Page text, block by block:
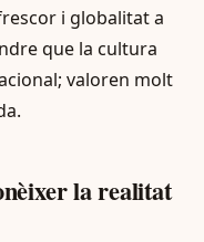
i globalitat a
que la cultura
valoren molt
la realitat